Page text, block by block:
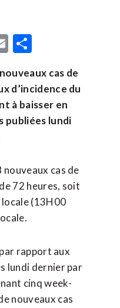
Email
cas de
d’incidence du
à baisser en
publiées lundi
cas de
72 heures, soit
(13H00
rapport aux
lundi dernier par
cinq week-
nouveaux cas